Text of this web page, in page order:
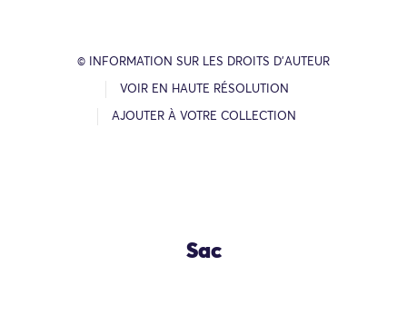
© INFORMATION SUR LES DROITS D’AUTEUR
VOIR EN HAUTE RÉSOLUTION
AJOUTER À VOTRE COLLECTION
Sac